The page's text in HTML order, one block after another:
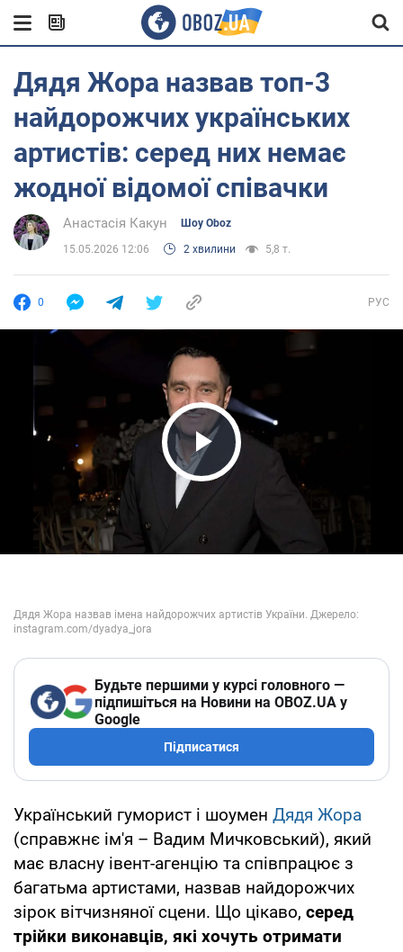
Дядя Жора назвав топ-3
найдорожчих українських
артистів: серед них немає
жодної відомої співачки
Анастасія Какун Шоу Oboz
15.05.2026 12:06 2 хвилини 5,8 т.
0 РУС
Play Video
Будьте першими у курсі головного —
підпишіться на Новини на OBOZ.UA у
Google
Підписатися
Український гуморист і шоумен Дядя Жора
(справжнє ім'я – Вадим Мичковський), який
має власну івент-агенцію та співпрацює з
багатьма артистами, назвав найдорожчих
зірок вітчизняної сцени. Що цікаво, серед
трійки виконавців, які хочуть отримати